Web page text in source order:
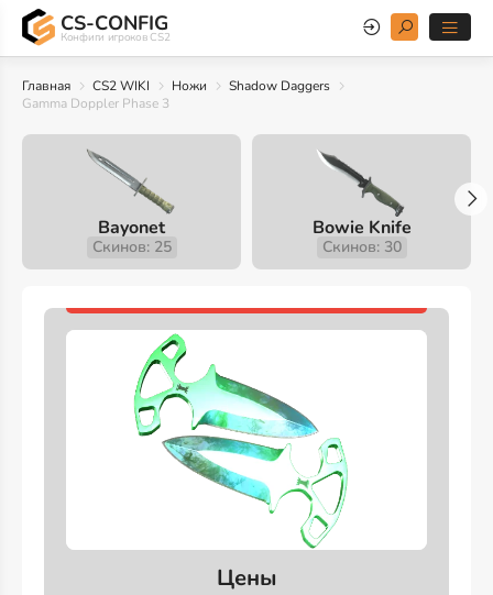
CS-CONFIG
Конфиги игроков CS2
Главная CS2 WIKI Ножи
Shadow Daggers
Gamma Doppler Phase 3
Bayonet
Скинов: 25
Bowie Knife
Скинов: 30
Цены